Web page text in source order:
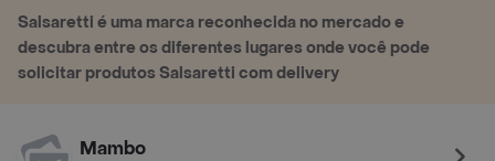
Salsaretti é uma marca reconhecida no mercado e
descubra entre os diferentes lugares onde você pode
solicitar produtos Salsaretti com delivery
Mambo